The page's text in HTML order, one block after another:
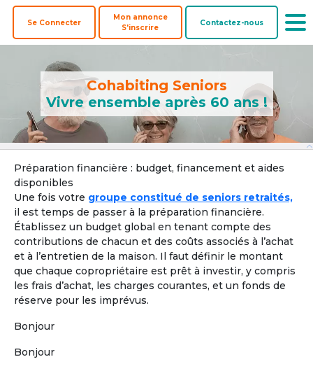
Se Connecter
Mon annonce
S'inscrire
Contactez-nous
Cohabiting Seniors
Vivre ensemble après 60 ans !
Préparation financière : budget, financement et aides
disponibles
Une fois votre groupe constitué de seniors retraités,
il est temps de passer à la préparation financière.
Établissez un budget global en tenant compte des
contributions de chacun et des coûts associés à l’achat
et à l’entretien de la maison. Il faut définir le montant
que chaque copropriétaire est prêt à investir, y compris
les frais d’achat, les charges courantes, et un fonds de
réserve pour les imprévus.
Bonjour
Bonjour
Colocataires
Offre une
colocation
acheteurs
Biens à
coacheter
Pays ?
Localisation par ville, département ou région
Ville, département, région